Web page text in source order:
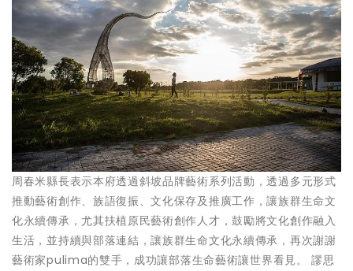
周春米縣長表示本府透過斜坡品牌藝術系列活動，透過多元形式
推動藝術創作、族語復振、文化保存及推廣工作，讓族群生命文
化永續傳承，尤其扶植原民藝術創作人才，鼓勵將文化創作融入
生活，並持續與部落連結，讓族群生命文化永續傳承，再次謝謝
藝術家pulima的雙手，成功讓部落生命藝術讓世界看見。 謬思